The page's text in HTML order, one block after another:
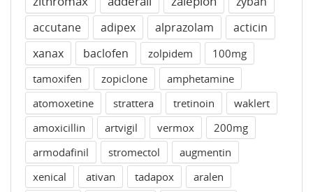
accutane
adipex alprazolam
acticin
xanax
baclofen zolpidem
100mg
tamoxifen
zopiclone
amphetamine
atomoxetine
strattera tretinoin
waklert
amoxicillin
artvigil vermox
200mg
armodafinil
stromectol
augmentin
xenical
ativan tadapox
aralen